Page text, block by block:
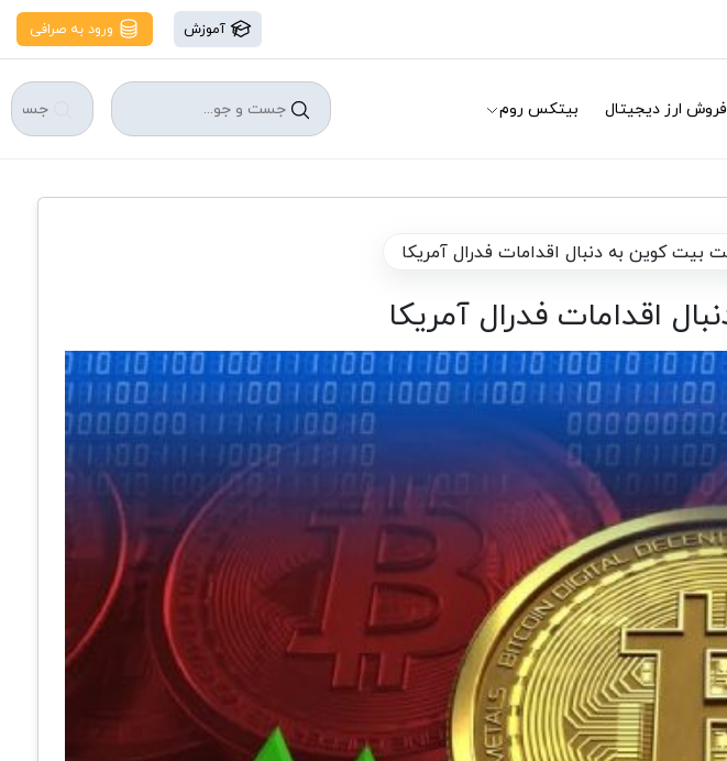
آموزش ورود به صرافی
ارز دیجیتال بیتکس روم
کوین به دنبال اقدامات فدرال آمریکا
اقدامات فدرال آمریکا